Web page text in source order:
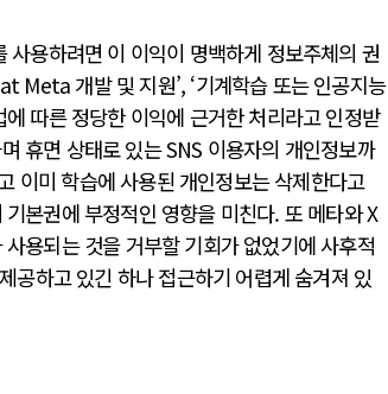
용하려면 이 이익이 명백하게 정보주체의 권
Meta 개발 및 지원’, ‘기계학습 또는 인공지능
따른 정당한 이익에 근거한 처리라고 인정받
휴면 상태로 있는 SNS 이용자의 개인정보까
이미 학습에 사용된 개인정보는 삭제한다고
본권에 부정적인 영향을 미친다. 또 메타와 X
용되는 것을 거부할 기회가 없었기에 사후적
공하고 있긴 하나 접근하기 어렵게 숨겨져 있